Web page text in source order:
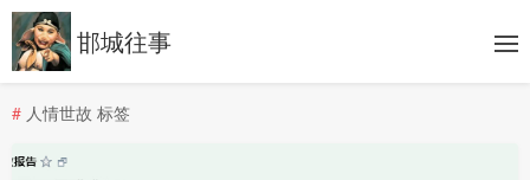
邯城往事
# 人情世故 标签